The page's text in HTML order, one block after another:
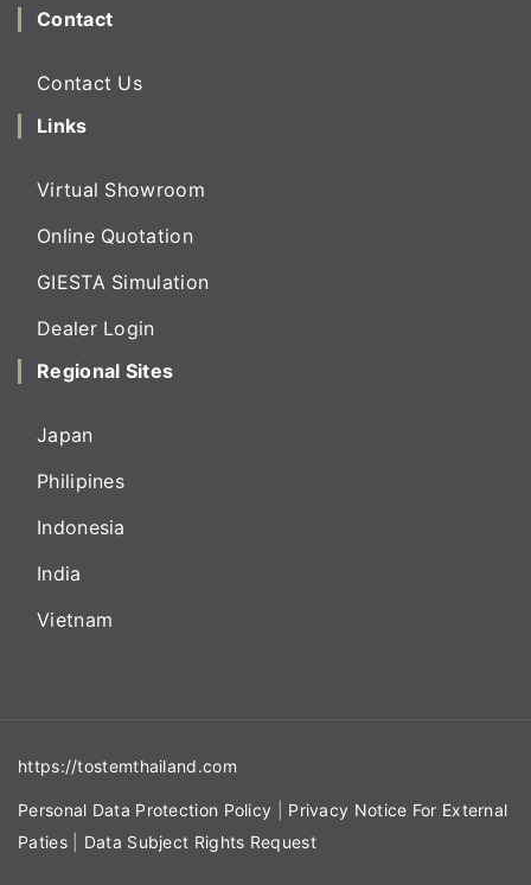
Contact
Contact Us
Links
Virtual Showroom
Online Quotation
GIESTA Simulation
Dealer Login
Regional Sites
Japan
Philipines
Indonesia
India
Vietnam
https://tostemthailand.com
Personal Data Protection Policy
Privacy Notice For External
Paties| Data Subject Rights Request